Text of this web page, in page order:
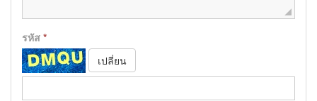
รหัส *
เปลี่ยน